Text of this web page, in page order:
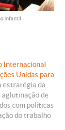
Infantil
Internacional
Unidas para
estratégia da
de
com políticas
do trabalho